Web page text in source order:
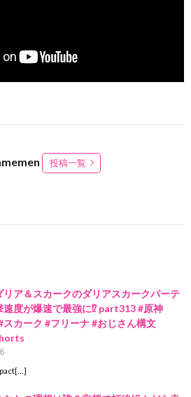
投稿一覧
リア＆スカークのダリアスカークパーテ
速度が爆速で最強に⁉ part313 #原神
カーク #フリーナ #おじさん構文